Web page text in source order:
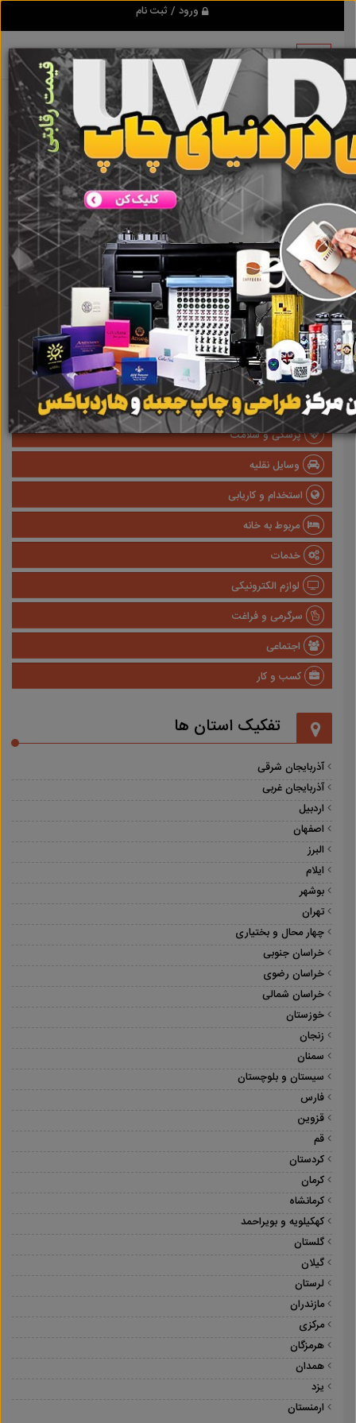
ورود / ثبت نام
نتیجه ای یافت نشد
گروه ها
املاک
صنعتی
پزشکی و سلامت
وسایل نقلیه
استخدام و کاریابی
مربوط به خانه
خدمات
لوازم الکترونیکی
سرگرمی و فراغت
اجتماعی
کسب و کار
تفکیک استان ها
آذربایجان شرقی
آذربایجان غربی
اردبیل
اصفهان
البرز
ایلام
بوشهر
تهران
چهار محال و بختیاری
خراسان جنوبی
خراسان رضوی
خراسان شمالی
خوزستان
زنجان
سمنان
سیستان و بلوچستان
فارس
قزوین
قم
کردستان
کرمان
کرمانشاه
کهکیلویه و بویراحمد
گلستان
گیلان
لرستان
مازندران
مرکزی
هرمزگان
همدان
یزد
ارمنستان